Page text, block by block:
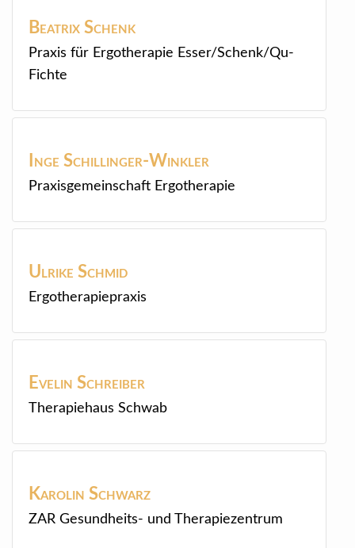
Beatrix Schenk
Praxis für Ergotherapie Esser/Schenk/Qu-
Fichte
Inge Schillinger-Winkler
Praxisgemeinschaft Ergotherapie
Ulrike Schmid
Ergotherapiepraxis
Evelin Schreiber
Therapiehaus Schwab
Karolin Schwarz
ZAR Gesundheits- und Therapiezentrum